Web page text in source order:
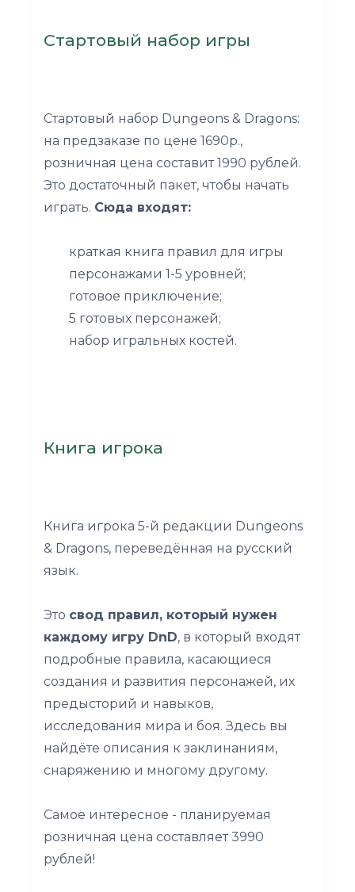
Стартовый набор игры
Стартовый набор Dungeons & Dragons:
на предзаказе по цене 1690р.,
розничная цена составит 1990 рублей.
Это достаточный пакет, чтобы начать
играть. Сюда входят:
краткая книга правил для игры
персонажами 1-5 уровней;
готовое приключение;
5 готовых персонажей;
набор игральных костей.
Книга игрока
Книга игрока 5-й редакции Dungeons
& Dragons, переведённая на русский
язык.
Это свод правил, который нужен
каждому игру DnD, в который входят
подробные правила, касающиеся
создания и развития персонажей, их
предысторий и навыков,
исследования мира и боя. Здесь вы
найдёте описания к заклинаниям,
снаряжению и многому другому.
Самое интересное - планируемая
розничная цена составляет 3990
рублей!